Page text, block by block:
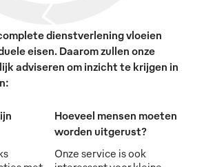
dienstverlening vloeien
eisen. Daarom zullen onze
adviseren om inzicht te krijgen in
Hoeveel mensen moeten
worden uitgerust?
Onze service is ook